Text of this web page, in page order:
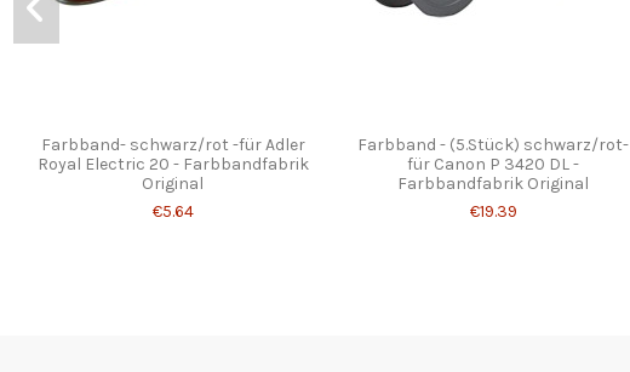
Farbband- schwarz/rot -für Adler
Royal Electric 20 - Farbbandfabrik
Original
€5.64
Farbband - (5.Stück) schwarz/rot-
für Canon P 3420 DL -
Farbbandfabrik Original
€19.39